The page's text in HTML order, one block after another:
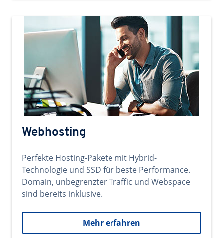
Webhosting
Perfekte Hosting-Pakete mit Hybrid-
Technologie und SSD für beste Performance.
Domain, unbegrenzter Traffic und Webspace
sind bereits inklusive.
Mehr erfahren